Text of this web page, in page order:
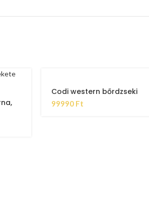
Codi western bőrdzseki
99990 Ft